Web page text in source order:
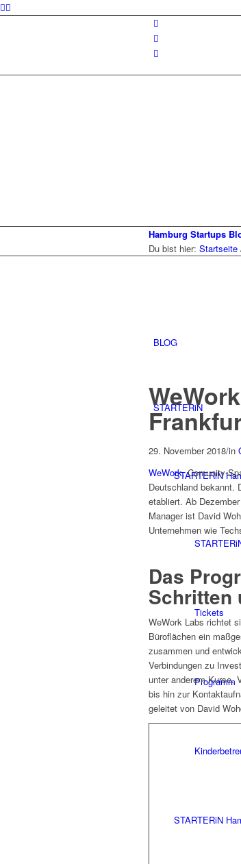
BLOG
STARTERiN
STARTERiN
Tickets
Programm
STARTERiN
Hamburg Startups
Du bist hier: Startseite
29. November 2018/in
WeWork, Comunity-
Deutschland bekannt.
etabliert. Ab
Manager ist David
Unternehmen wie
Das
Schritten
WeWork Labs richtet
Büroflächen ein
zusammen und
Verbindungen zu
unter anderem Kurse,
bis hin zur
geleitet von David